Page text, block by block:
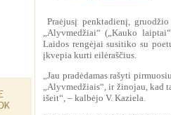
Praėjusį penktadienį,
„Alyvmedžiai“ („Kauko
Laidos rengėjai susitiko su
įkvepia kurti eilėraščius.
„Jau pradėdamas rašyti
„Alyvmedžiais“, ir žinojau, kad
išeit“, – kalbėjo V. Kaziela.